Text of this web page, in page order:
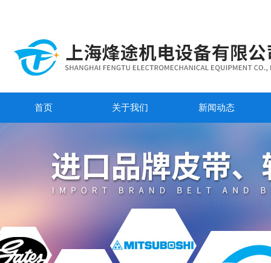
首页 关于我们 新闻动态